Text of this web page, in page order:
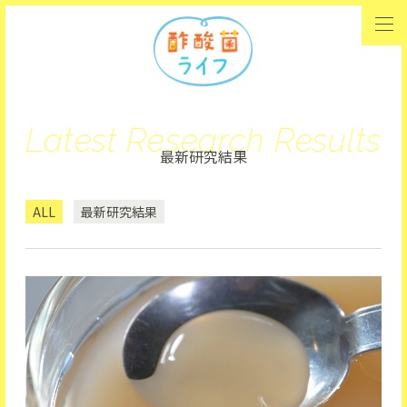
最新研究結果
Latest Research Results
ALL 最新研究結果